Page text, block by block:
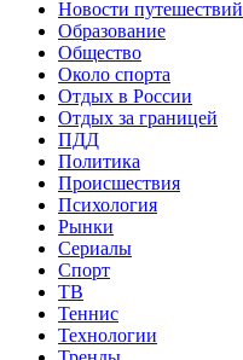
Новости путешествий
Образование
Общество
Около спорта
Отдых в России
Отдых за границей
ПДД
Политика
Происшествия
Психология
Рынки
Сериалы
Спорт
ТВ
Теннис
Технологии